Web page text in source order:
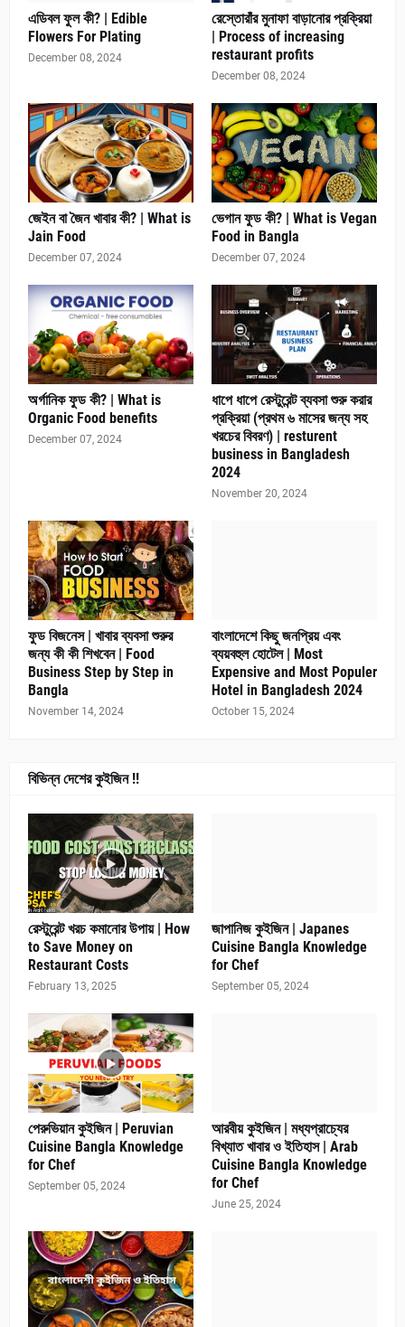
এডিবল ফুল কী? | Edible
Flowers For Plating
December 08, 2024
রেস্তোরাঁর মুনাফা বাড়ানোর প্রক্রিয়া
| Process of increasing
restaurant profits
December 08, 2024
জেইন বা জৈন খাবার কী? | What is
Jain Food
December 07, 2024
ভেগান ফুড কী? | What is Vegan
Food in Bangla
December 07, 2024
অর্গানিক ফুড কী? | What is
Organic Food benefits
December 07, 2024
ধাপে ধাপে রেস্টুরেন্ট ব্যবসা শুরু করার
প্রক্রিয়া (প্রথম ৬ মাসের জন্য সহ
খরচের বিবরণ) | resturent
business in Bangladesh
2024
November 20, 2024
ফুড বিজনেস | খাবার ব্যবসা শুরুর
জন্য কী কী শিখবেন | Food
Business Step by Step in
Bangla
November 14, 2024
বাংলাদেশে কিছু জনপ্রিয় এবং
ব্যয়বহুল হোটেল | Most
Expensive and Most Populer
Hotel in Bangladesh 2024
October 15, 2024
বিভিন্ন দেশের কুইজিন !!
রেস্টুরেন্ট খরচ কমানোর উপায় | How
to Save Money on
Restaurant Costs
February 13, 2025
জাপানিজ কুইজিন | Japanes
Cuisine Bangla Knowledge
for Chef
September 05, 2024
পেরুভিয়ান কুইজিন | Peruvian
Cuisine Bangla Knowledge
for Chef
September 05, 2024
আরবীয় কুইজিন | মধ্যপ্রাচ্যের
বিখ্যাত খাবার ও ইতিহাস | Arab
Cuisine Bangla Knowledge
for Chef
June 25, 2024